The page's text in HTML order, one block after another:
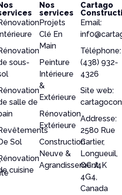
Intérieure
sous-
salle de
Sol
cuisine
Nos
services
Projets
Clé En
Main
Peinture
Intérieure
&
Extérieure
Rénovation
Extérieure
Construction
Neuve &
Agrandissement
Cartago
Email:
Téléphone:
(438) 932-
4326
Site web:
Addresse:
2580 Rue
Cartier,
Longueuil,
QC J4K
4G4,
Canada